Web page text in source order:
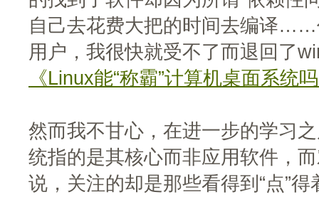
自己去花费大把的时间去编译
用户，我很快就受不了而退回了
《Linux能“称霸”计算机桌面系统
然而我不甘心，在进一步的学习
统指的是其核心而非应用软件，
说，关注的却是那些看得到“点”